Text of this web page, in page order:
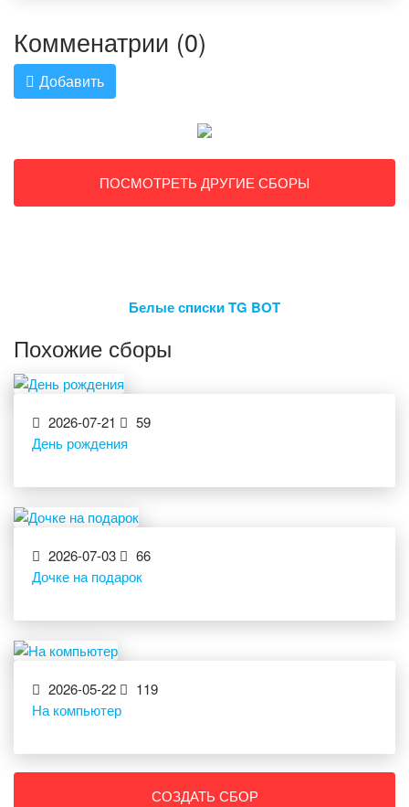
Комменатрии (0)
Добавить
ПОСМОТРЕТЬ ДРУГИЕ СБОРЫ
Белые списки TG BOT
Похожие сборы
2026-07-21
59
День рождения
2026-07-03
66
Дочке на подарок
2026-05-22
119
На компьютер
СОЗДАТЬ СБОР